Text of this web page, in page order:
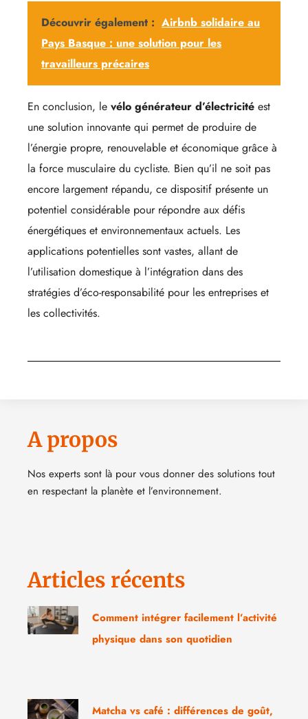
Découvrir également : Airbnb solidaire au
Pays Basque : une solution pour les
travailleurs précaires
En conclusion, le vélo générateur d’électricité est
une solution innovante qui permet de produire de
l’énergie propre, renouvelable et économique grâce à
la force musculaire du cycliste. Bien qu’il ne soit pas
encore largement répandu, ce dispositif présente un
potentiel considérable pour répondre aux défis
énergétiques et environnementaux actuels. Les
applications potentielles sont vastes, allant de
l’utilisation domestique à l’intégration dans des
stratégies d’éco-responsabilité pour les entreprises et
les collectivités.
A propos
Nos experts sont là pour vous donner des solutions tout
en respectant la planète et l’environnement.
Articles récents
Comment intégrer facilement l’activité
physique dans son quotidien
Matcha vs café : différences de goût,